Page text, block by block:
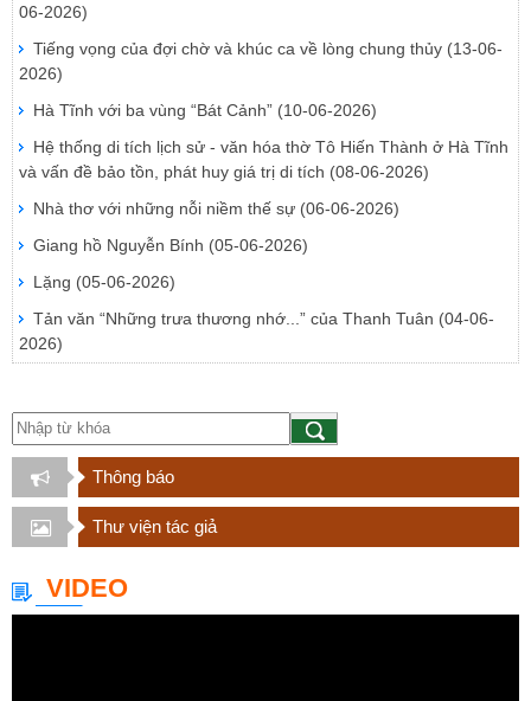
06-2026)
Tiếng vọng của đợi chờ và khúc ca về lòng chung thủy (13-06-
2026)
Hà Tĩnh với ba vùng “Bát Cảnh” (10-06-2026)
Hệ thống di tích lịch sử - văn hóa thờ Tô Hiến Thành ở Hà Tĩnh
và vấn đề bảo tồn, phát huy giá trị di tích (08-06-2026)
Nhà thơ với những nỗi niềm thế sự (06-06-2026)
Giang hồ Nguyễn Bính (05-06-2026)
Lặng (05-06-2026)
Tản văn “Những trưa thương nhớ...” của Thanh Tuân (04-06-
2026)
Thông báo
Thư viện tác giả
VIDEO